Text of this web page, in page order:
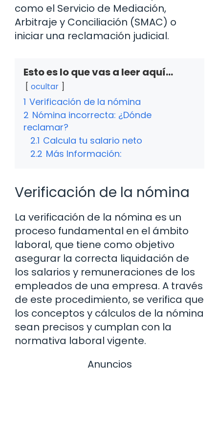
como el Servicio de Mediación,
Arbitraje y Conciliación (SMAC) o
iniciar una reclamación judicial.
Esto es lo que vas a leer aquí...
ocultar
1 Verificación de la nómina
2 Nómina incorrecta: ¿Dónde
reclamar?
2.1 Calcula tu salario neto
2.2 Más Información:
Verificación de la nómina
La verificación de la nómina es un
proceso fundamental en el ámbito
laboral, que tiene como objetivo
asegurar la correcta liquidación de
los salarios y remuneraciones de los
empleados de una empresa. A través
de este procedimiento, se verifica que
los conceptos y cálculos de la nómina
sean precisos y cumplan con la
normativa laboral vigente.
Anuncios